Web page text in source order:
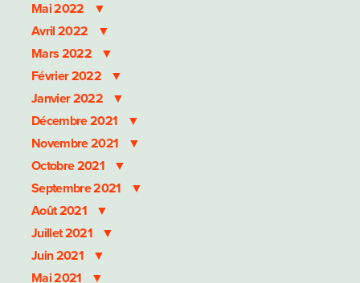
Mai 2022
Avril 2022
Mars 2022
Février 2022
Janvier 2022
Décembre 2021
Novembre 2021
Octobre 2021
Septembre 2021
Août 2021
Juillet 2021
Juin 2021
Mai 2021